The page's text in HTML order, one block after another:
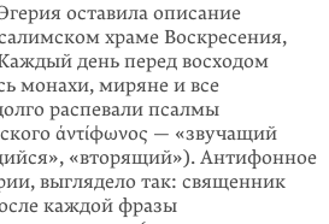
оставила описание
храме Воскресения,
день перед восходом
монахи, миряне и все
распевали псалмы
ἀντίφωνος — «звучащий
«вторящий»). Антифонное
выглядело так: священник
каждой фразы